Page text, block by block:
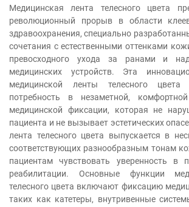
Медицинская лента телесного цвета
революционный прорыв в области
здравоохранения, специально
сочетания с естественными оттенками
превосходного ухода за ранами и
медицинских устройств. Эта
медицинской ленты телесного
потребность в незаметной,
медицинской фиксации, которая не
пациента и не вызывает эстетических
лента телесного цвета выпускается в
соответствующих разнообразным тонам
пациентам чувствовать уверенность в
реабилитации. Основные функции
телесного цвета включают фиксацию
таких как катетеры, внутривенные